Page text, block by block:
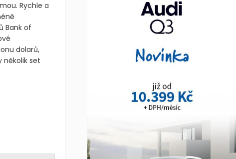
Rychle a
Bank of
dolarů,
několik set